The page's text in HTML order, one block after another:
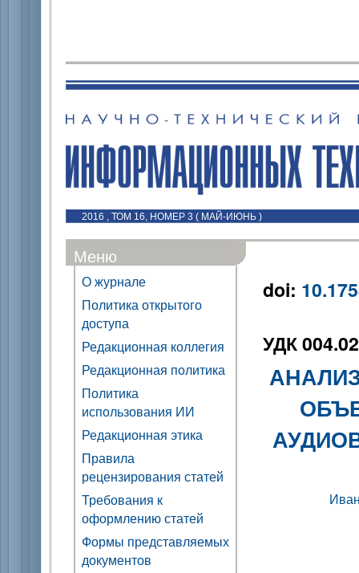
2016 , ТОМ 16, НОМЕР 3 ( МАЙ-ИЮНЬ )
Меню
О журнале
Политика открытого
доступа
Редакционная коллегия
Редакционная политика
Политика
использования ИИ
Редакционная этика
Правила
рецензирования статей
Требования к
оформлению статей
Формы представляемых
документов
doi:
УДК 004.02